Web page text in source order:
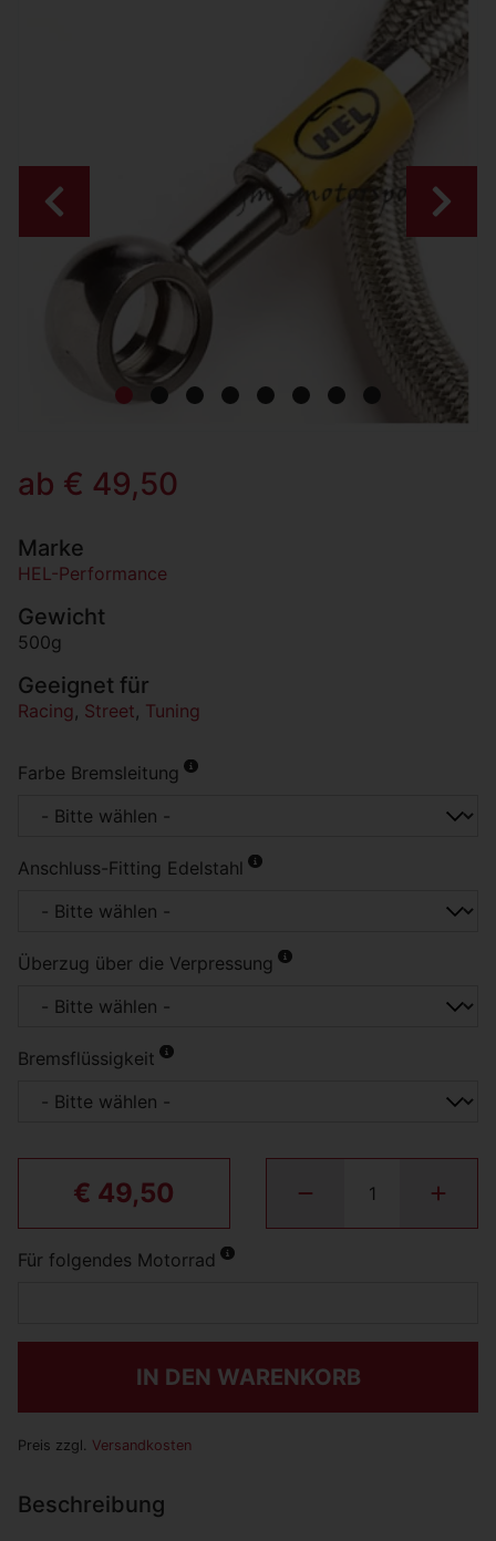
ab € 49,50
Marke
HEL-Performance
Gewicht
500g
Geeignet für
Racing , Street, Tuning
Farbe Bremsleitung
Anschluss-Fitting Edelstahl
Überzug über die Verpressung
Bremsflüssigkeit
€ 49,50
Für folgendes Motorrad
IN DEN WARENKORB
Preis zzgl. Versandkosten
Beschreibung